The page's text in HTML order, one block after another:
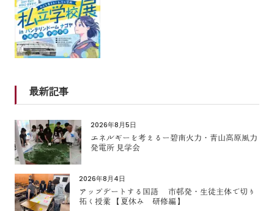
最新記事
2026年8月5日
エネルギーを考えるー碧南火力・青山高原風力
発電所 見学会
2026年8月4日
アップデートする国語 市邨発・生徒主体で切り
拓く授業 【夏休み 研修編】